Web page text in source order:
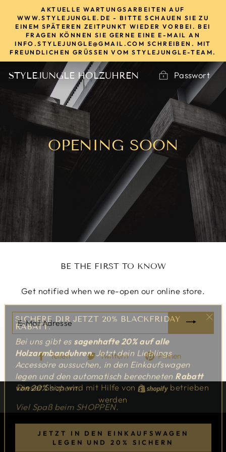
Inhalt
AKTUELLE WARTUNGSARBEITEN AUF
WWW.STYLEJUNGLE.DE - BITTE SCHAUEN SIE ZU
EINEM SPÄTEREN ZEITPUNKT WIEDER VORBEI. BEI
FRAGEN KÖNNEN SIE GERNE EINE E-MAIL AN
INFO.STYLEJUNGLE@GMAIL.COM SCHREIBEN. MIT
FREUNDLICHEN GRÜSSEN VOM STYLEJUNGLE-TEAM.
STYLEJUNGLE HOLZUHREN Passwort
OPENING SOON
BE THE FIRST TO KNOW
Get notified when we re-open our online store.
E-
MAIL
ADRESSE
Teilen
Auf
Facebook
teilen
Twittern
Auf
Twitter
twittern
Pinnen
Pinterest
pinnen
Dieser Shop wird mit Hilfe von
Shopify
betrieben
werden
SICHERE DIR JETZT 20% BLACKFRIDAY
RABATT.
Bei uns gibt essagenhafte 20% auf alle
Holzarmbanduhren.Jetzt dein Lieblings
Accessoire aussuchen, in den Einkaufswagen
legen und den automatisch berechnetenRabatt
von 20%sichern.
Viel Spaß beim SHOPPEN.
JETZT IN DEN EINKAUFSWAGEN
LEGEN UND 20% SICHERN